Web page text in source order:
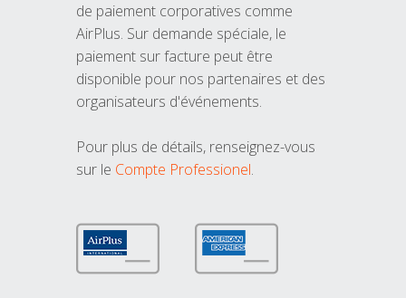
de paiement corporatives comme
AirPlus. Sur demande spéciale, le
paiement sur facture peut être
disponible pour nos partenaires et des
organisateurs d'événements.
Pour plus de détails, renseignez-vous
sur le Compte Professionel.